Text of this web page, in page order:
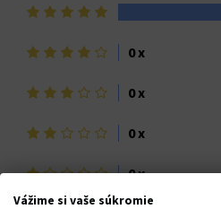
5
4
0 x
3
0 x
2
0 x
1
hviezdička>
0 x
Vážime si vaše súkromie